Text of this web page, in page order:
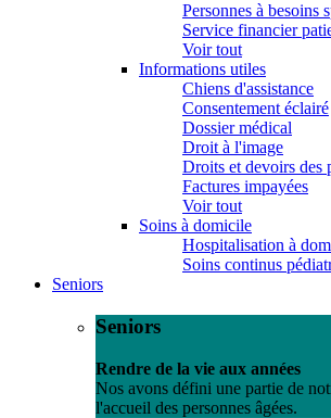
Personnes à besoins
Service financier
Voir tout
Informations utiles
Chiens d'assistance
Consentement éclairé
Dossier médical
Droit à l'image
Droits et devoirs des
Factures impayées
Voir tout
Soins à domicile
Hospitalisation à
Soins continus
Seniors
Seniors
Rendre de la vie aux années
Nos avons défini une partie de
l'accueil des personnes âgées.